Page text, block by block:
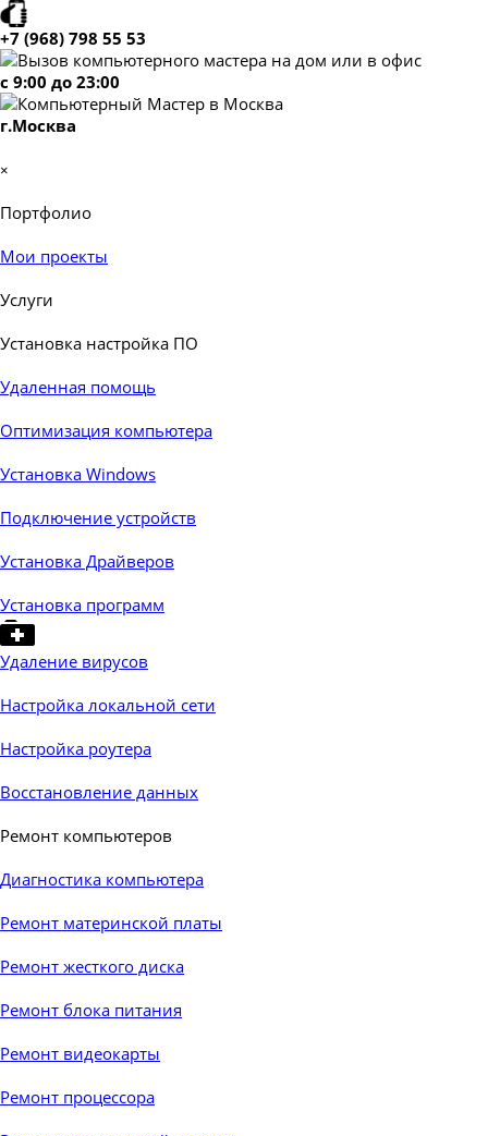
Перейти к контенту
+7 (968) 798 55 53
c 9:00 до 23:00
г.Москва
×
Портфолио
Мои проекты
Услуги
Установка настройка ПО
Удаленная помощь
Оптимизация компьютера
Установка Windows
Подключение устройств
Установка Драйверов
Установка программ
Удаление вирусов
Настройка локальной сети
Настройка роутера
Восстановление данных
Ремонт компьютеров
Диагностика компьютера
Ремонт материнской платы
Ремонт жесткого диска
Ремонт блока питания
Ремонт видеокарты
Ремонт процессора